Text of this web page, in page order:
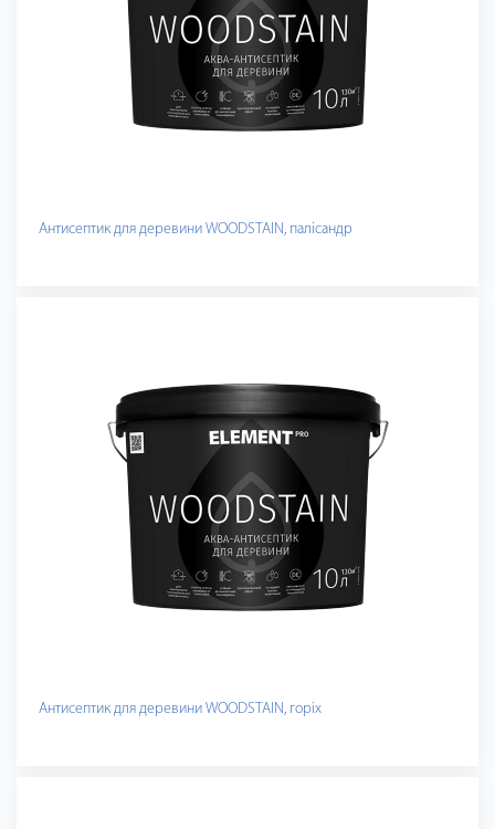
Антисептик для деревини WOODSTAIN, палісандр
Антисептик для деревини WOODSTAIN, горіх